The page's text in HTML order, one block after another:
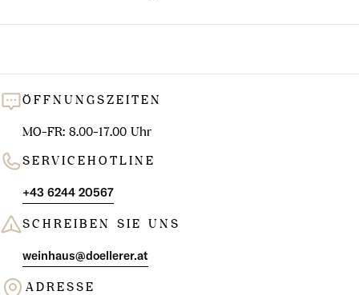
ÖFFNUNGSZEITEN
MO-FR: 8.00-17.00 Uhr
SERVICEHOTLINE
+43 6244 20567
SCHREIBEN SIE UNS
weinhaus@doellerer.at
ADRESSE